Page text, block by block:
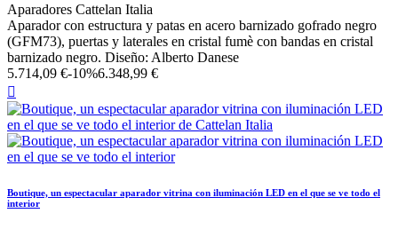
Aparadores Cattelan Italia
Aparador con estructura y patas en acero barnizado gofrado negro
(GFM73), puertas y laterales en cristal fumè con bandas en cristal
barnizado negro. Diseño: Alberto Danese
5.714,09 €-10%6.348,99 €

Boutique, un espectacular aparador vitrina con iluminación LED en el que se ve todo el
interior